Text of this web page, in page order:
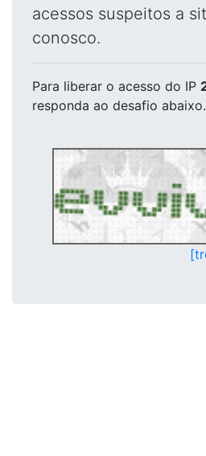
acessos suspeitos a
conosco.
Para liberar o acesso do IP
responda ao desafio abaixo.